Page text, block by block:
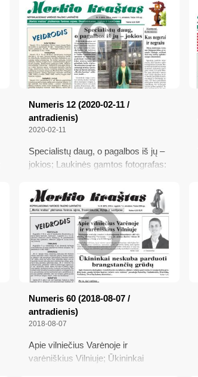
rūkaliams pasisakė ir varėniškiai:
vieni ploja rankomis, kiti draudimą
laiko kvailyste
Numeris 12 (2020-02-11 /
antradienis)
2020-02-11
Specialistų daug, o pagalbos iš jų –
jokios; Laukinės gamtos fotografas:
sulaukė ir varėniškiai; Kas negerai ir
negražu
Numeris 60 (2018-08-07 /
antradienis)
2018-08-07
Apie vilniečius Varėnoje ir
varėniškius Vilniuje; Ūkininkai